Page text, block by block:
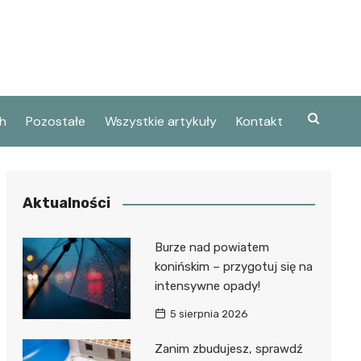
Pozostałe Wszystkie artykuły Kontakt
Aktualności
Burze nad powiatem
konińskim – przygotuj się na
intensywne opady!
5 sierpnia 2026
Zanim zbudujesz, sprawdź